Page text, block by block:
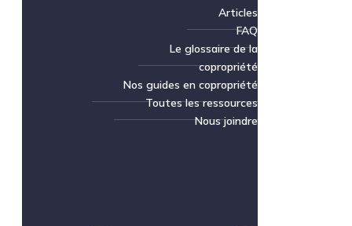
Articles
FAQ
Le glossaire de la
copropriété
Nos guides en copropriété
Toutes les ressources
Nous joindre